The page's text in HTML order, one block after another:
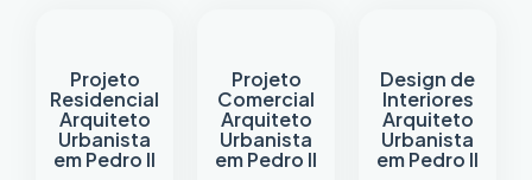
Projeto
Residencial
Arquiteto
Urbanista
em Pedro II
Projeto
Comercial
Arquiteto
Urbanista
em Pedro II
Design de
Interiores
Arquiteto
Urbanista
em Pedro II